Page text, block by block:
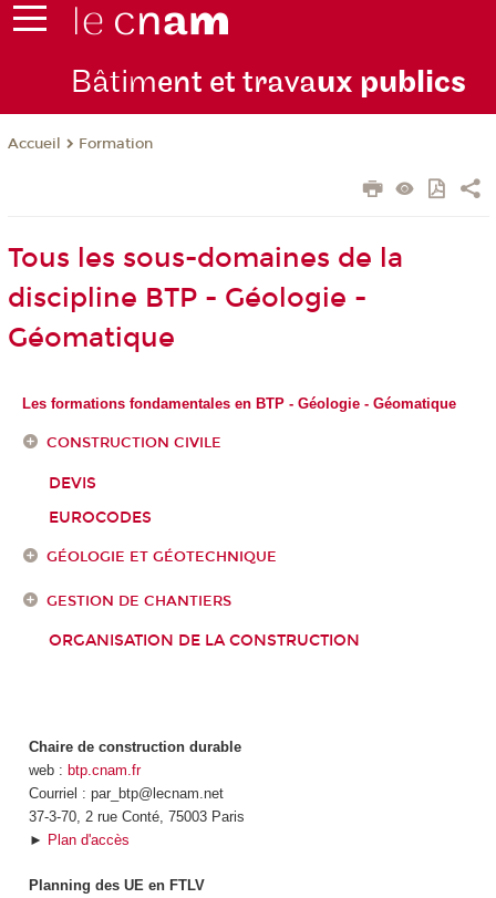
Bâtiment et travaux publics
Accueil Formation
Tous les sous-domaines de la
discipline BTP - Géologie -
Géomatique
Les formations fondamentales en BTP - Géologie - Géomatique
CONSTRUCTION CIVILE
DEVIS
EUROCODES
GÉOLOGIE ET GÉOTECHNIQUE
GESTION DE CHANTIERS
ORGANISATION DE LA CONSTRUCTION
Chaire de construction durable
web : btp.cnam.fr
Courriel : par_btp@lecnam.net
37-3-70, 2 rue Conté, 75003 Paris
► Plan d'accès
Planning des UE en FTLV